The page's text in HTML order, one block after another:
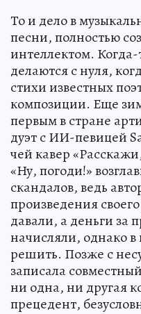
То и дело в
песни, полностью
интеллектом.
делаются с нуля,
стихи известных
композиции. Еще
первым в стране
дуэт с ИИ-певицей
чей кавер
«Ну, погоди!»
скандалов, ведь
произведения
давали, а деньги за
начисляли, однако в
решить. Позже с
записала
ни одна, ни другая
прецедент,